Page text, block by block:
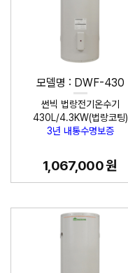
모델명 : DWF-430
썬빅 법랑전기온수기
430L/4.3KW(법랑코팅)
3년 내통수명보증
1,067,000 원